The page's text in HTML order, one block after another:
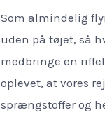
Som almindelig
uden på tøjet, så
medbringe en
oplevet, at vores
sprængstoffer og